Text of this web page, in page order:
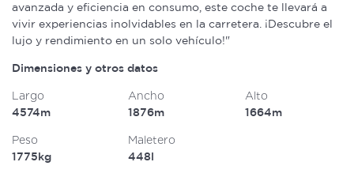
avanzada y eficiencia en consumo, este coche te llevará a
vivir experiencias inolvidables en la carretera. ¡Descubre el
lujo y rendimiento en un solo vehículo!"
Dimensiones y otros datos
Largo
4574m
Ancho
1876m
Alto
1664m
Peso
1775kg
Maletero
448l